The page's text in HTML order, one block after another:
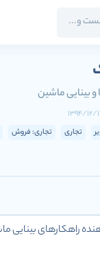
و بینایی ماشین
1394/12/11
تجاری تجاری: فروش
ملی 14005769199